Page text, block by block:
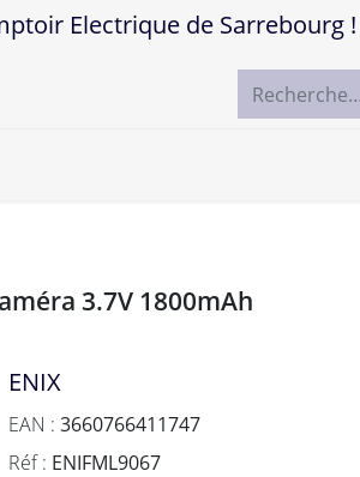
Electrique de Sarrebourg !
3.7V 1800mAh
ENIX
EAN : 3660766411747
Réf : ENIFML9067